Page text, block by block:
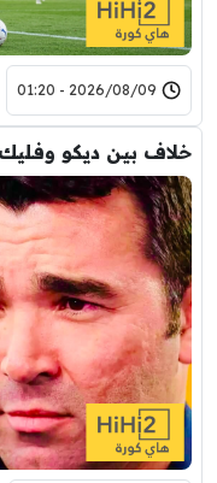
2026/08/09 - 01:20
خلاف بين ديكو